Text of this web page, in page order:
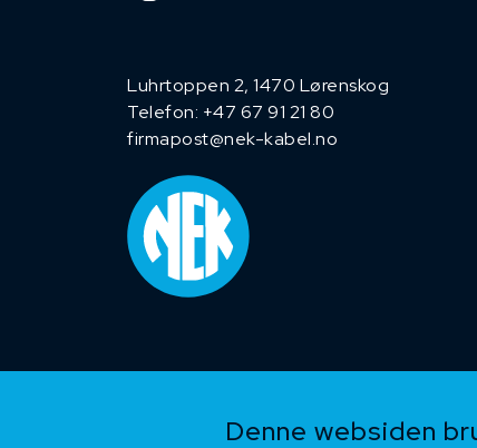
Denne websiden
Luhrtoppen 2, 1470 Lørenskog
Telefon: +47 67 91 21 80
firmapost@nek-kabel.no